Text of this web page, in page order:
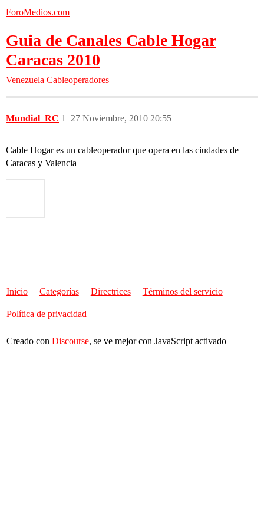
ForoMedios.com
Guia de Canales Cable Hogar
Caracas 2010
Venezuela Cableoperadores
Mundial_RC 27 Noviembre, 2010 20:55
1
Cable Hogar es un cableoperador que opera en las ciudades de
Caracas y Valencia
Inicio Categorías Directrices Términos del servicio
Política de privacidad
Creado con Discourse, se ve mejor con JavaScript activado